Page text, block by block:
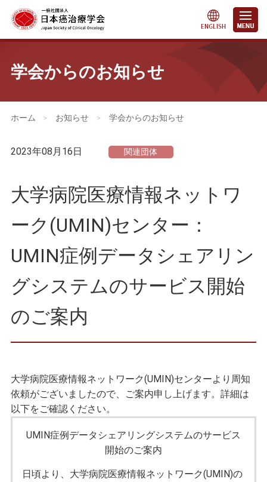
学会からのお知らせ
会員・医療関係の皆さまへ
> お知らせ > 学会からのお知らせ
2023年08月16日 関連団体
大学病院医療情報ネットワ
ーク(UMIN)センター：
UMIN症例データシェアリン
グシステムのサービス開始
のご案内
大学病院医療情報ネットワーク(UMIN)センターより周知
依頼がございましたので、ご案内申し上げます。詳細は
以下をご確認ください。
UMIN症例データシェアリングシステムのサービス
開始のご案内
日頃より、大学病院医療情報ネットワーク(UMIN)の